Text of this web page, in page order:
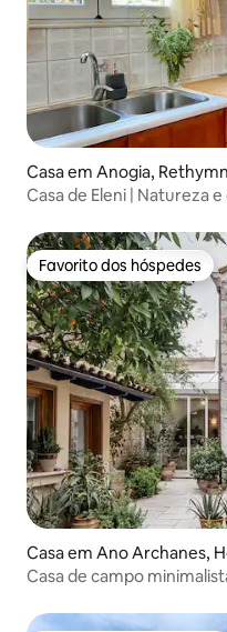
Casa em Anogia,
Casa de Eleni | Natureza
Favorito dos hóspedes
Favorito dos hóspedes
Casa em Ano Archanes,
Casa de campo